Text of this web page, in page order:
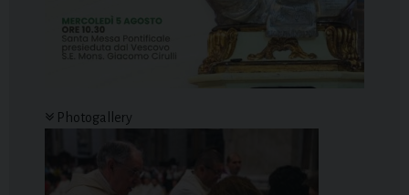
Photogallery